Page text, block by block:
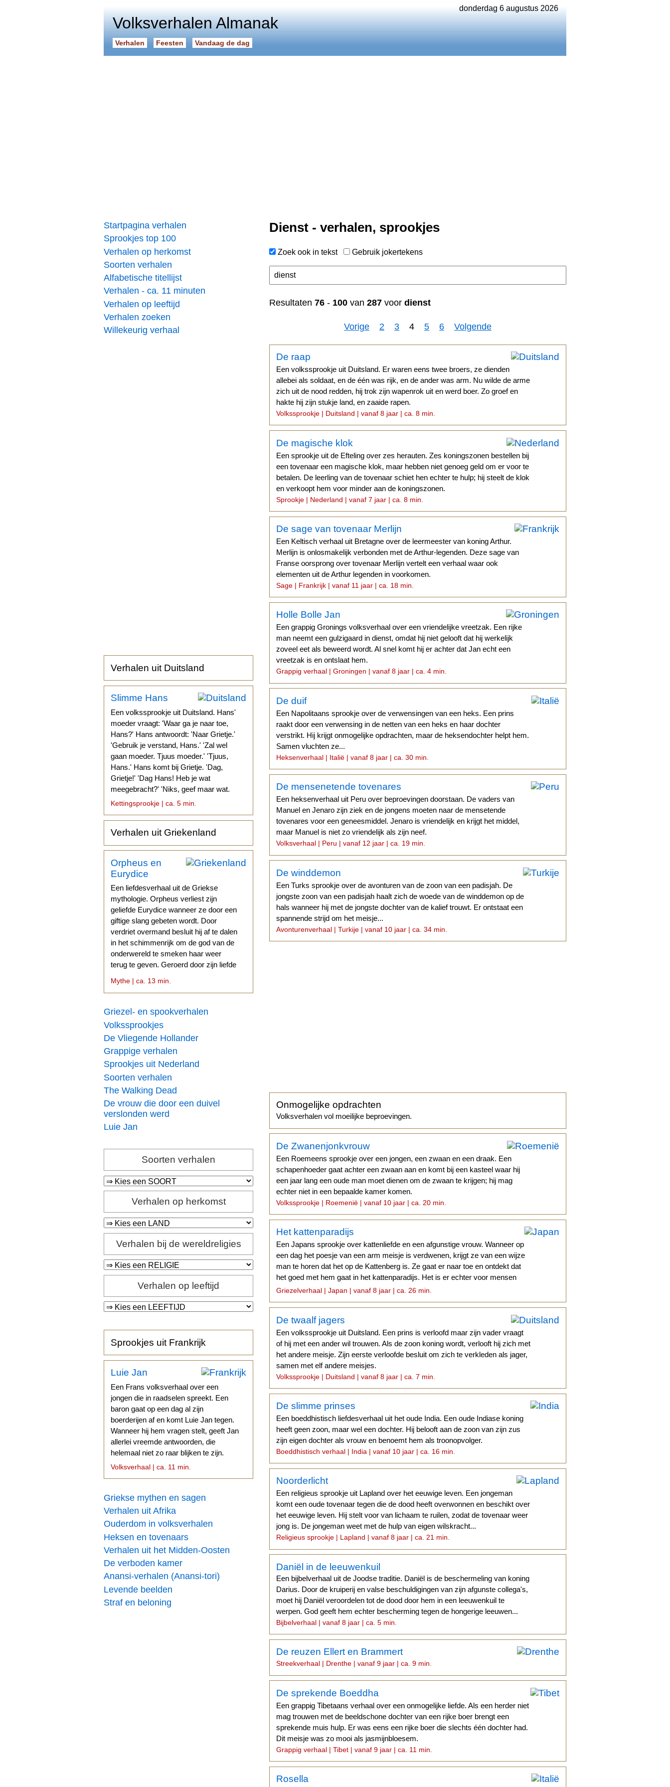
donderdag 6 augustus 2026
Volksverhalen Almanak
Verhalen Feesten Vandaag de dag
Startpagina verhalen
Sprookjes top 100
Verhalen op herkomst
Soorten verhalen
Alfabetische titellijst
Verhalen - ca. 11 minuten
Verhalen op leeftijd
Verhalen zoeken
Willekeurig verhaal
Verhalen uit Duitsland
Slimme Hans
Een volkssprookje uit Duitsland. Hans'
moeder vraagt: 'Waar ga je naar toe,
Hans?' Hans antwoordt: 'Naar Grietje.'
'Gebruik je verstand, Hans.' 'Zal wel
gaan moeder. Tjuus moeder.' 'Tjuus,
Hans.' Hans komt bij Grietje. 'Dag,
Grietje!' 'Dag Hans! Heb je wat
meegebracht?' 'Niks, geef maar wat.
Kettingsprookje | ca. 5 min.
Verhalen uit Griekenland
Orpheus en
Eurydice
Een liefdesverhaal uit de Griekse
mythologie. Orpheus verliest zijn
geliefde Eurydice wanneer ze door een
giftige slang gebeten wordt. Door
verdriet overmand besluit hij af te dalen
in het schimmenrijk om de god van de
onderwereld te smeken haar weer
terug te geven. Geroerd door zijn liefde
Mythe | ca. 13 min.
Griezel- en spookverhalen
Volkssprookjes
De Vliegende Hollander
Grappige verhalen
Sprookjes uit Nederland
Soorten verhalen
The Walking Dead
De vrouw die door een duivel
verslonden werd
Luie Jan
Soorten verhalen
Verhalen op herkomst
Verhalen bij de wereldreligies
Verhalen op leeftijd
Sprookjes uit Frankrijk
Luie Jan
Een Frans volksverhaal over een
jongen die in raadselen spreekt. Een
baron gaat op een dag al zijn
boerderijen af en komt Luie Jan tegen.
Wanneer hij hem vragen stelt, geeft Jan
allerlei vreemde antwoorden, die
helemaal niet zo raar blijken te zijn.
Volksverhaal | ca. 11 min.
Griekse mythen en sagen
Verhalen uit Afrika
Ouderdom in volksverhalen
Heksen en tovenaars
Verhalen uit het Midden-Oosten
De verboden kamer
Anansi-verhalen (Anansi-tori)
Levende beelden
Straf en beloning
Dienst - verhalen, sprookjes
Zoek ook in tekst Gebruik jokertekens
Resultaten 76 - 100 van 287 voor dienst
Vorige 2 3 4 5 6 Volgende
De raap
Een volkssprookje uit Duitsland. Er waren eens twee broers, ze dienden
allebei als soldaat, en de één was rijk, en de ander was arm. Nu wilde de arme
zich uit de nood redden, hij trok zijn wapenrok uit en werd boer. Zo groef en
hakte hij zijn stukje land, en zaaide rapen.
Volkssprookje | Duitsland | vanaf 8 jaar | ca. 8 min.
De magische klok
Een sprookje uit de Efteling over zes herauten. Zes koningszonen bestellen bij
een tovenaar een magische klok, maar hebben niet genoeg geld om er voor te
betalen. De leerling van de tovenaar schiet hen echter te hulp; hij steelt de klok
en verkoopt hem voor minder aan de koningszonen.
Sprookje | Nederland | vanaf 7 jaar | ca. 8 min.
De sage van tovenaar Merlijn
Een Keltisch verhaal uit Bretagne over de leermeester van koning Arthur.
Merlijn is onlosmakelijk verbonden met de Arthur-legenden. Deze sage van
Franse oorsprong over tovenaar Merlijn vertelt een verhaal waar ook
elementen uit de Arthur legenden in voorkomen.
Sage | Frankrijk | vanaf 11 jaar | ca. 18 min.
Holle Bolle Jan
Een grappig Gronings volksverhaal over een vriendelijke vreetzak. Een rijke
man neemt een gulzigaard in dienst, omdat hij niet gelooft dat hij werkelijk
zoveel eet als beweerd wordt. Al snel komt hij er achter dat Jan echt een
vreetzak is en ontslaat hem.
Grappig verhaal | Groningen | vanaf 8 jaar | ca. 4 min.
De duif
Een Napolitaans sprookje over de verwensingen van een heks. Een prins
raakt door een verwensing in de netten van een heks en haar dochter
verstrikt. Hij krijgt onmogelijke opdrachten, maar de heksendochter helpt hem.
Samen vluchten ze...
Heksenverhaal | Italië | vanaf 8 jaar | ca. 30 min.
De mensenetende tovenares
Een heksenverhaal uit Peru over beproevingen doorstaan. De vaders van
Manuel en Jenaro zijn ziek en de jongens moeten naar de mensetende
tovenares voor een geneesmiddel. Jenaro is vriendelijk en krijgt het middel,
maar Manuel is niet zo vriendelijk als zijn neef.
Volksverhaal | Peru | vanaf 12 jaar | ca. 19 min.
De winddemon
Een Turks sprookje over de avonturen van de zoon van een padisjah. De
jongste zoon van een padisjah haalt zich de woede van de winddemon op de
hals wanneer hij met de jongste dochter van de kalief trouwt. Er ontstaat een
spannende strijd om het meisje...
Avonturenverhaal | Turkije | vanaf 10 jaar | ca. 34 min.
Onmogelijke opdrachten
Volksverhalen vol moeilijke beproevingen.
De Zwanenjonkvrouw
Een Roemeens sprookje over een jongen, een zwaan en een draak. Een
schapenhoeder gaat achter een zwaan aan en komt bij een kasteel waar hij
een jaar lang een oude man moet dienen om de zwaan te krijgen; hij mag
echter niet in een bepaalde kamer komen.
Volkssprookje | Roemenië | vanaf 10 jaar | ca. 20 min.
Het kattenparadijs
Een Japans sprookje over kattenliefde en een afgunstige vrouw. Wanneer op
een dag het poesje van een arm meisje is verdwenen, krijgt ze van een wijze
man te horen dat het op de Kattenberg is. Ze gaat er naar toe en ontdekt dat
het goed met hem gaat in het kattenparadijs. Het is er echter voor mensen
gevaarlijk...
Griezelverhaal | Japan | vanaf 8 jaar | ca. 26 min.
De twaalf jagers
Een volkssprookje uit Duitsland. Een prins is verloofd maar zijn vader vraagt
of hij met een ander wil trouwen. Als de zoon koning wordt, verlooft hij zich met
het andere meisje. Zijn eerste verloofde besluit om zich te verkleden als jager,
samen met elf andere meisjes.
Volkssprookje | Duitsland | vanaf 8 jaar | ca. 7 min.
De slimme prinses
Een boeddhistisch liefdesverhaal uit het oude India. Een oude Indiase koning
heeft geen zoon, maar wel een dochter. Hij belooft aan de zoon van zijn zus
zijn eigen dochter als vrouw en benoemt hem als troonopvolger.
Boeddhistisch verhaal | India | vanaf 10 jaar | ca. 16 min.
Noorderlicht
Een religieus sprookje uit Lapland over het eeuwige leven. Een jongeman
komt een oude tovenaar tegen die de dood heeft overwonnen en beschikt over
het eeuwige leven. Hij stelt voor van lichaam te ruilen, zodat de tovenaar weer
jong is. De jongeman weet met de hulp van eigen wilskracht...
Religieus sprookje | Lapland | vanaf 8 jaar | ca. 21 min.
Daniël in de leeuwenkuil
Een bijbelverhaal uit de Joodse traditie. Daniël is de beschermeling van koning
Darius. Door de kruiperij en valse beschuldigingen van zijn afgunste collega's,
moet hij Daniël veroordelen tot de dood door hem in een leeuwenkuil te
werpen. God geeft hem echter bescherming tegen de hongerige leeuwen...
Bijbelverhaal | vanaf 8 jaar | ca. 5 min.
De reuzen Ellert en Brammert
Streekverhaal | Drenthe | vanaf 9 jaar | ca. 9 min.
De sprekende Boeddha
Een grappig Tibetaans verhaal over een onmogelijke liefde. Als een herder niet
mag trouwen met de beeldschone dochter van een rijke boer brengt een
sprekende muis hulp. Er was eens een rijke boer die slechts één dochter had.
Dit meisje was zo mooi als jasmijnbloesem.
Grappig verhaal | Tibet | vanaf 9 jaar | ca. 11 min.
Rosella